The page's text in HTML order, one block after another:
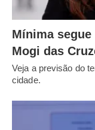
Mínima segue
Mogi das
Veja a previsão do
cidade.